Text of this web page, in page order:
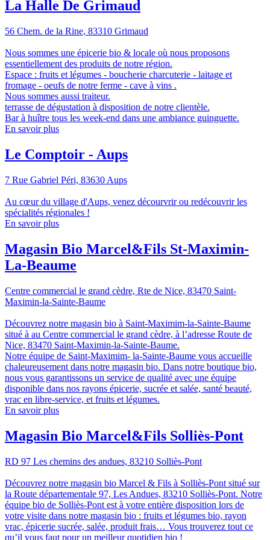
La Halle De Grimaud
56 Chem. de la Rine, 83310 Grimaud
Nous sommes une épicerie bio & locale où nous proposons
essentiellement des produits de notre région.
Espace : fruits et légumes - boucherie charcuterie - laitage et
fromage - oeufs de notre ferme - cave à vins .
Nous sommes aussi traiteur.
terrasse de dégustation à disposition de notre clientèle.
Bar à huître tous les week-end dans une ambiance guinguette.
En savoir plus
Le Comptoir - Aups
7 Rue Gabriel Péri, 83630 Aups
Au cœur du village d'Aups, venez décourvrir ou redécouvrir les
spécialités régionales !
En savoir plus
Magasin Bio Marcel&Fils St-Maximin-
La-Beaume
Centre commercial le grand cèdre, Rte de Nice, 83470 Saint-
Maximin-la-Sainte-Baume
Découvrez notre magasin bio à Saint-Maximim-la-Sainte-Baume
situé à au Centre commercial le grand cèdre, à l’adresse Route de
Nice, 83470 Saint-Maximin-la-Sainte-Baume.
Notre équipe de Saint-Maximim- la-Sainte-Baume vous accueille
chaleureusement dans notre magasin bio. Dans notre boutique bio,
nous vous garantissons un service de qualité avec une équipe
disponible dans nos rayons épicerie, sucrée et salée, santé beauté,
vrac en libre-service, et fruits et légumes.
En savoir plus
Magasin Bio Marcel&Fils Solliès-Pont
RD 97 Les chemins des andues, 83210 Solliès-Pont
Découvrez notre magasin bio Marcel & Fils à Solliès-Pont situé sur
la Route départementale 97, Les Andues, 83210 Solliès-Pont. Notre
équipe bio de Solliès-Pont est à votre entière disposition lors de
votre visite dans notre magasin bio : fruits et légumes bio, rayon
vrac, épicerie sucrée, salée, produit frais… Vous trouverez tout ce
qu’il vous faut pour un meilleur quotidien bio !